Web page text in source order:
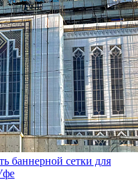
баннерной сетки для